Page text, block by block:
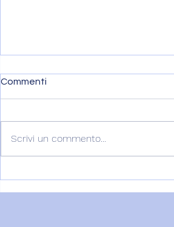
Commenti
Scrivi un commento...